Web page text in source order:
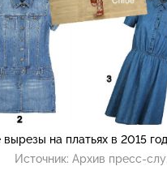
на платьях в 2015
Источник: Архив пресс-